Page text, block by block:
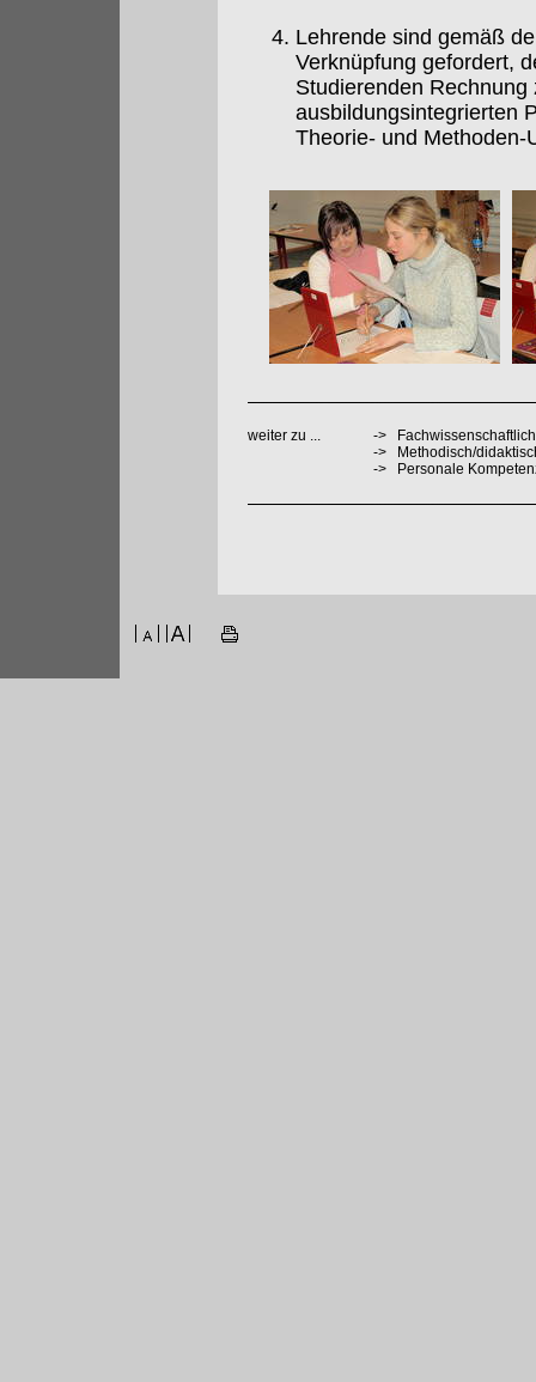
Lehrende sind gemäß
Verknüpfung gefordert,
Studierenden
ausbildungsintegrierten
Theorie- und Methoden-
weiter zu ... ->
->
Methodisch/
->
Personale